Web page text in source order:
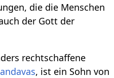
die die Menschen
der Gott der
rechtschaffene
, ist ein Sohn von